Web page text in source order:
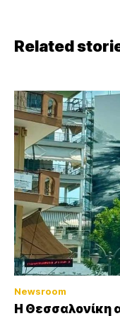
Related
Newsroom
Η Θεσσαλονίκη